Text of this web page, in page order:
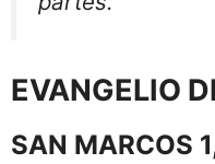
EVANGELIO
SAN MARCOS